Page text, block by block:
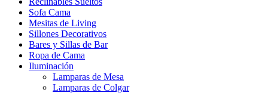
Sofa Cama
Mesitas de Living
Sillones Decorativos
Bares y Sillas de Bar
Ropa de Cama
Iluminación
Lamparas de Mesa
Lamparas de Colgar